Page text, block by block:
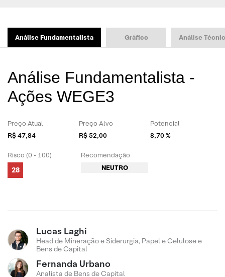
Análise Fundamentalista Gráfico Análise
Análise Fundamentalista -
Ações WEGE3
Preço Atual
R$ 47,84
Preço Alvo
R$ 52,00
Potencial
8,70 %
Risco (0 - 100)
28
Recomendação
NEUTRO
Lucas Laghi
Head de Mineração e Siderurgia, Papel e Celulose e
Bens de Capital
Fernanda Urbano
Analista de Bens de Capital